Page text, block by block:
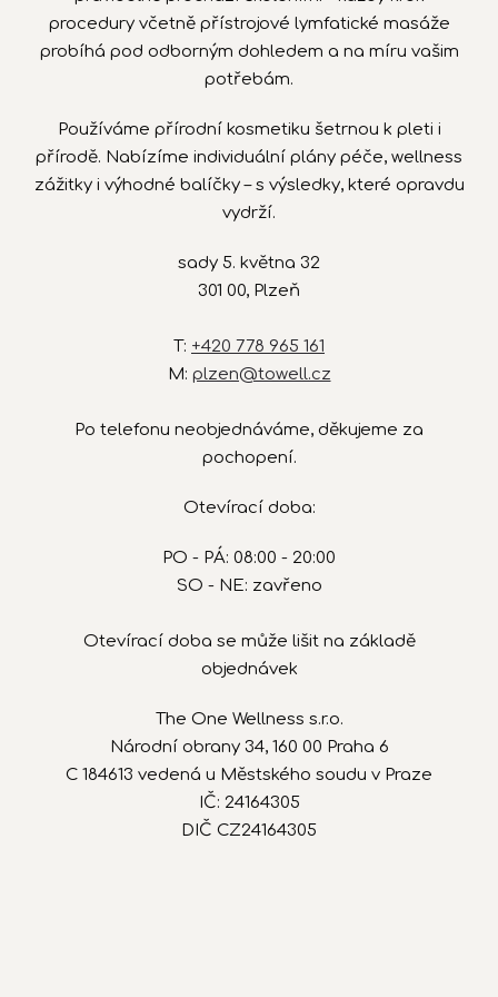
procedury včetně přístrojové lymfatické masáže
probíhá pod odborným dohledem a na míru vašim
potřebám.
Používáme přírodní kosmetiku šetrnou k pleti i
přírodě. Nabízíme individuální plány péče, wellness
zážitky i výhodné balíčky – s výsledky, které opravdu
vydrží.
sady 5. května 32
301 00, Plzeň
T: +420 778 965 161
M: plzen@towell.cz
Po telefonu neobjednáváme, děkujeme za
pochopení.
Otevírací doba:
PO - PÁ: 08:00 - 20:00
SO - NE: zavřeno
Otevírací doba se může lišit na základě
objednávek
The One Wellness s.r.o.
Národní obrany 34, 160 00 Praha 6
C 184613 vedená u Městského soudu v Praze
IČ: 24164305
DIČ CZ24164305